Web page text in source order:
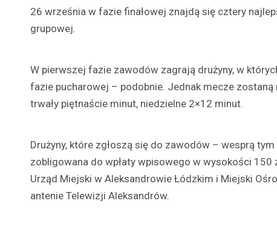
26 września w fazie finałowej znajdą się cztery
grupowej.
W pierwszej fazie zawodów zagrają drużyny, w
fazie pucharowej – podobnie. Jednak mecze zostaną
trwały piętnaście minut, niedzielne 2×12 minut.
Drużyny, które zgłoszą się do zawodów – wesprą
zobligowana do wpłaty wpisowego w wysokości 150
Urząd Miejski w Aleksandrowie Łódzkim i Miejski
antenie Telewizji Aleksandrów.